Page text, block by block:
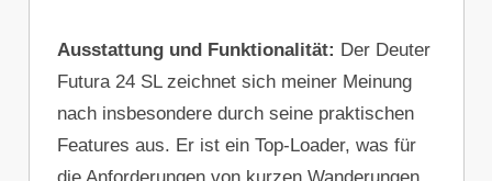
Ausstattung und Funktionalität: Der Deuter
Futura 24 SL zeichnet sich meiner Meinung
nach insbesondere durch seine praktischen
Features aus. Er ist ein Top-Loader, was für
die Anforderungen von kurzen Wanderungen